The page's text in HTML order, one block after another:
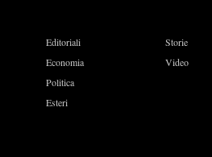
Editoriali
Economia
Politica
Esteri
Storie
Video